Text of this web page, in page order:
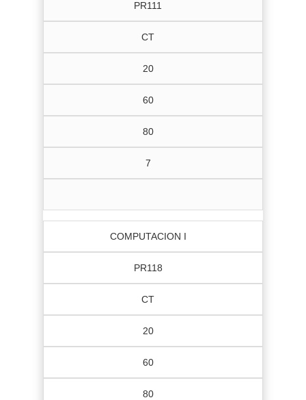
PR111
CT
20
60
80
7
COMPUTACION I
PR118
CT
20
60
80